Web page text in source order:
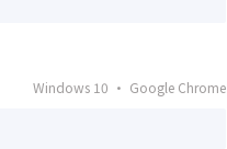
Windows 10 · Google Chrome